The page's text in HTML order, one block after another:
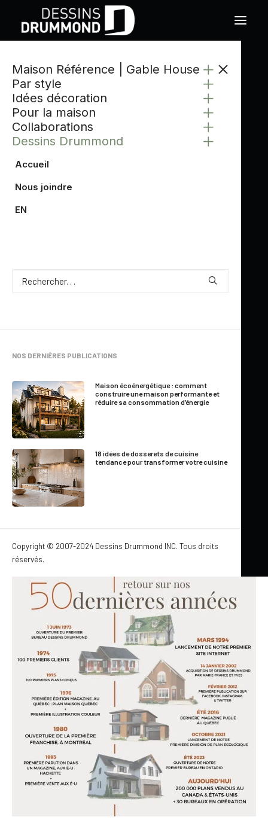
Maison Référence | Gable House
Par style
Idées décoration
Pour la maison
Collaborations
Dessins Drummond
Accueil
Nous joindre
EN
NOS DERNIÈRES PUBLICATIONS
Maison écoénergétique : comment
construire une maison performante et
réduire sa consommation d’énergie
18 idées de dosserets de cuisine
tendance pour transformer votre cuisine
Copyright © 2007-2024 Dessins Drummond INC. Tous droits
réservés.
7 Minutes | Mis à jour le 30 mai 2026
Quand ça fait un demi-siècle que vous vous appliquez à
faire quelque chose, vous devenez tout simplement
une référence dans votre domaine. C’est ce qui arrive à
Dessins Drummond, une entreprise familiale fondée en
1973, dont les améliorations apportées année après
année aux différents plans de maison n’ont fait que
Drummondville pour servir plus de 200 000 clients.